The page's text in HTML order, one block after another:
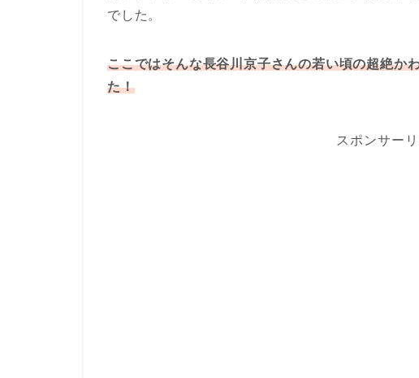
でした。
ここではそんな長谷川京子さんの若い頃の超絶か
た！
スポンサー